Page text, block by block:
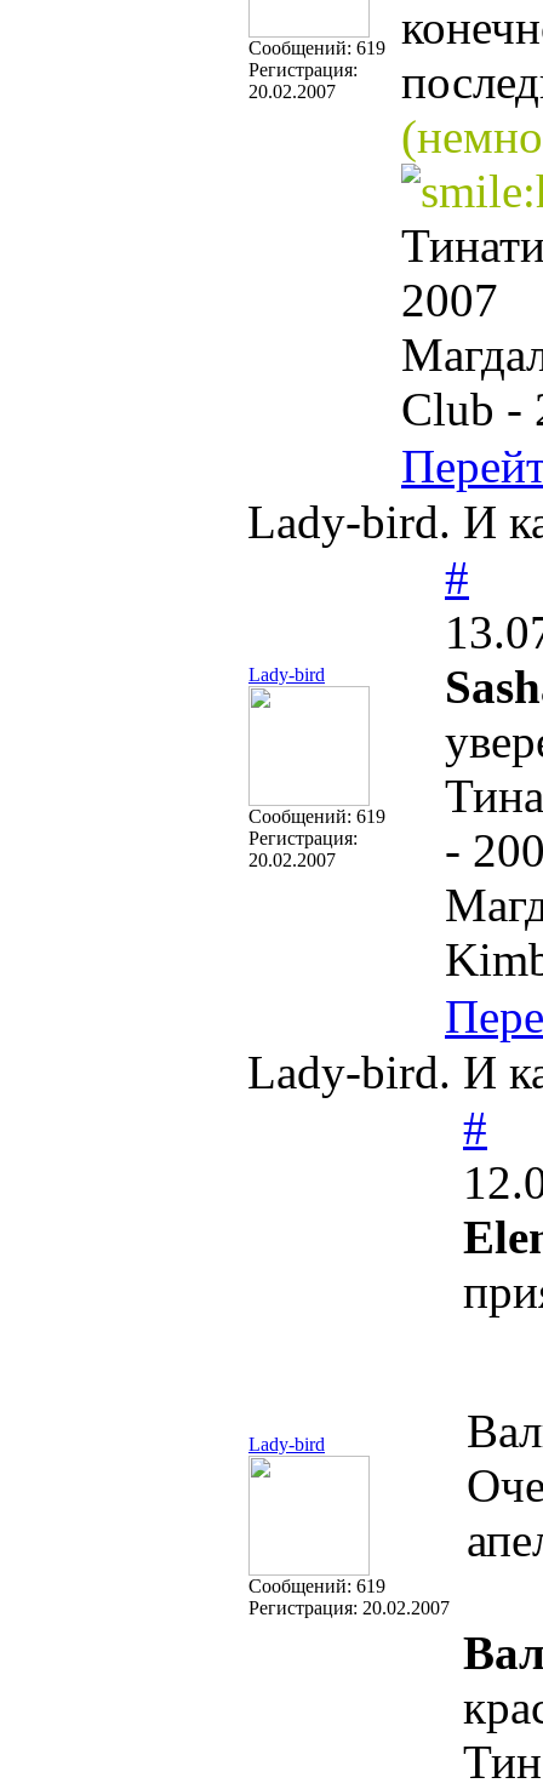
Cообщений: 619
Регистрация:
20.02.2007
2007
Club -
Lady-bird. И
Lady-bird
Cообщений: 619
Регистрация:
20.02.2007
#
-
Lady-bird. И
Lady-bird
Cообщений: 619
Регистрация: 20.02.2007
#